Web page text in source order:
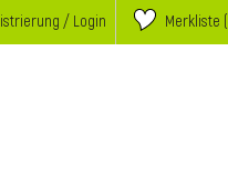
/ Login Merkliste (